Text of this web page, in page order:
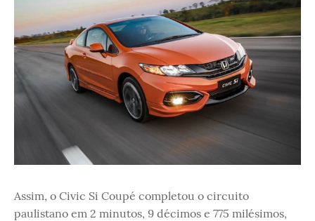
Assim, o Civic Si Coupé completou o circuito
paulistano em 2 minutos, 9 décimos e 775 milésimos,